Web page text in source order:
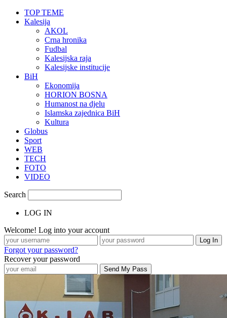
TOP TEME
Kalesija
AKOL
Crna hronika
Fudbal
Kalesijska raja
Kalesijske institucije
BiH
Ekonomija
HORION BOSNA
Humanost na djelu
Islamska zajednica BiH
Kultura
Globus
Sport
WEB
TECH
FOTO
VIDEO
Search
LOG IN
Welcome! Log into your account
Forgot your password?
Recover your password